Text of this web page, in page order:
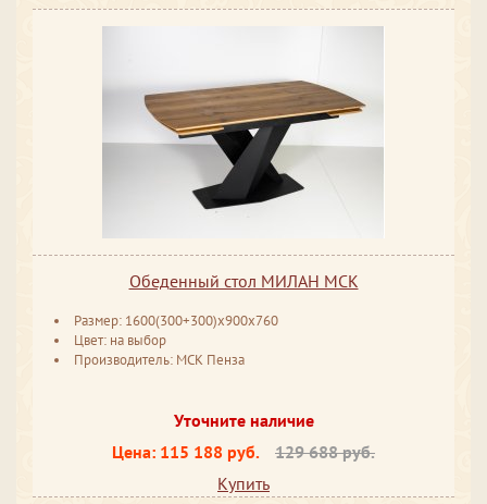
Обеденный стол МИЛАН МСК
Размер: 1600(300+300)х900х760
Цвет: на выбор
Производитель: МСК Пенза
Уточните наличие
Цена: 115 188 руб.
129 688 руб.
Купить